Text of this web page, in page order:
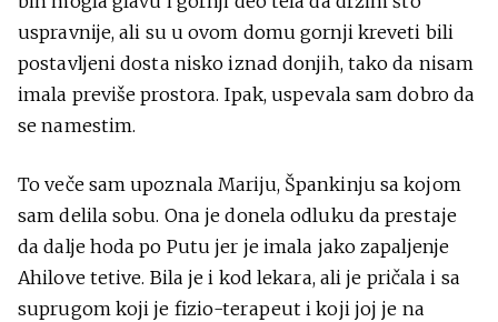
uspravnije, ali su u ovom domu gornji kreveti bili
postavljeni dosta nisko iznad donjih, tako da nisam
imala previše prostora. Ipak, uspevala sam dobro da
se namestim.
To veče sam upoznala Mariju, Špankinju sa kojom
sam delila sobu. Ona je donela odluku da prestaje
da dalje hoda po Putu jer je imala jako zapaljenje
Ahilove tetive. Bila je i kod lekara, ali je pričala i sa
suprugom koji je fizio-terapeut i koji joj je na